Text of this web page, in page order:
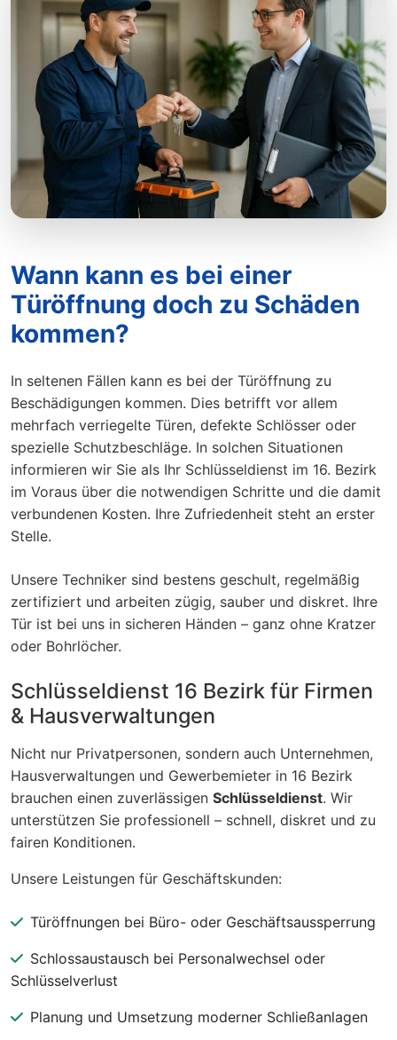
Wann kann es bei einer
Türöffnung doch zu Schäden
kommen?
In seltenen Fällen kann es bei der Türöffnung zu
Beschädigungen kommen. Dies betrifft vor allem
mehrfach verriegelte Türen, defekte Schlösser oder
spezielle Schutzbeschläge. In solchen Situationen
informieren wir Sie als Ihr Schlüsseldienst im 16. Bezirk
im Voraus über die notwendigen Schritte und die damit
verbundenen Kosten. Ihre Zufriedenheit steht an erster
Stelle.
Unsere Techniker sind bestens geschult, regelmäßig
zertifiziert und arbeiten zügig, sauber und diskret. Ihre
Tür ist bei uns in sicheren Händen – ganz ohne Kratzer
oder Bohrlöcher.
Schlüsseldienst 16 Bezirk für Firmen
& Hausverwaltungen
Nicht nur Privatpersonen, sondern auch Unternehmen,
Hausverwaltungen und Gewerbemieter in 16 Bezirk
brauchen einen zuverlässigen Schlüsseldienst. Wir
unterstützen Sie professionell – schnell, diskret und zu
fairen Konditionen.
Unsere Leistungen für Geschäftskunden:
Türöffnungen bei Büro- oder Geschäftsaussperrung
Schlossaustausch bei Personalwechsel oder
Schlüsselverlust
Planung und Umsetzung moderner Schließanlagen